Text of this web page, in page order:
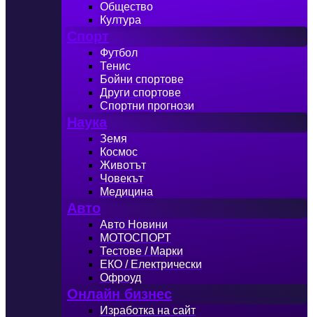
Общество
Култура
Спорт
Футбол
Тенис
Бойни спортове
Други спортове
Спортни прогнози
Наука
Земя
Космос
Животът
Човекът
Медицина
Авто
Авто Новини
МОТОСПОРТ
Тестове / Марки
ЕКО / Електрически
Офроуд
Онлайн бизнес
Изработка на сайт